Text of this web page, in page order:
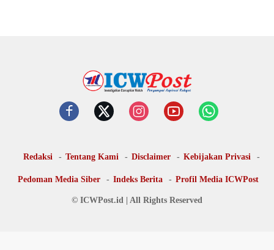
Redaksi Tentang Kami Disclaimer Kebijakan Privasi
Pedoman Media Siber Indeks Berita Profil Media ICWPost
© ICWPost.id | All Rights Reserved